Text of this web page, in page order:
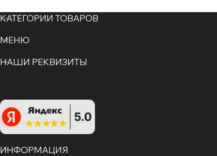
КАТЕГОРИИ ТОВАРОВ
МЕНЮ
НАШИ РЕКВИЗИТЫ
ИНФОРМАЦИЯ